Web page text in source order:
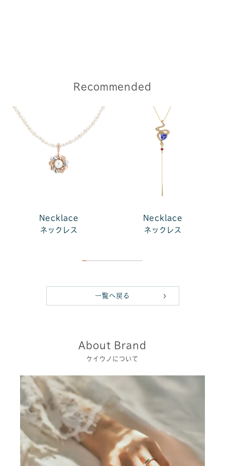
Recommended
Necklace
ネックレス
Necklace
ネックレス
一覧へ戻る
About Brand
ケイウノについて